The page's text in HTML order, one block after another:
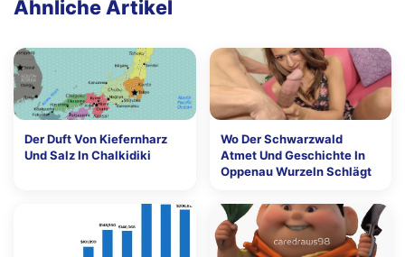
Ähnliche Artikel
Der Duft Von Kiefernharz
Und Salz In Chalkidiki
Wo Der Schwarzwald
Atmet Und Geschichte In
Oppenau Wurzeln Schlägt